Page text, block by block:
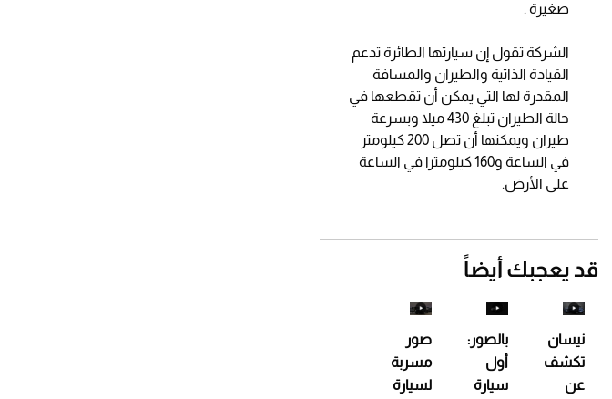
صغيرة .
الشركة تقول إن سيارتها الطائرة تدعم
القيادة الذاتية والطيران والمسافة
المقدرة لها التي يمكن أن تقطعها في
حالة الطيران تبلغ 430 ميلا وبسرعة
طيران ويمكنها أن تصل 200 كيلومتر
في الساعة و160 كيلومترا في الساعة
على الأرض.
قد يعجبك أيضاً
نيسان
تكشف
عن
بالصور:
أول
سيارة
صور
مسربة
لسيارة